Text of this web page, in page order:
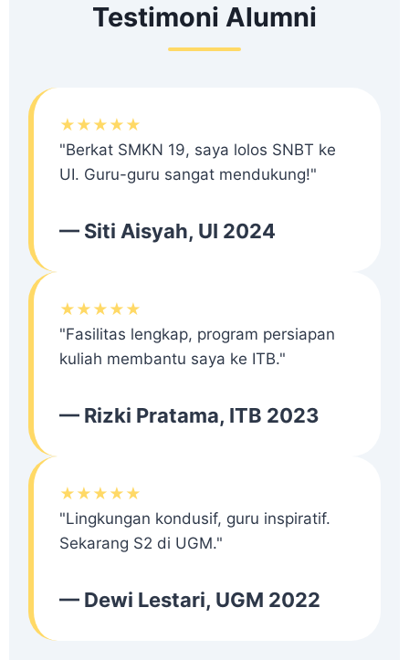
Testimoni Alumni
★★★★★
"Berkat SMKN 19, saya lolos SNBT ke
UI. Guru-guru sangat mendukung!"
— Siti Aisyah, UI 2024
★★★★★
"Fasilitas lengkap, program persiapan
kuliah membantu saya ke ITB."
— Rizki Pratama, ITB 2023
★★★★★
"Lingkungan kondusif, guru inspiratif.
Sekarang S2 di UGM."
— Dewi Lestari, UGM 2022